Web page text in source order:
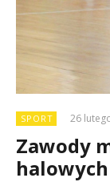
SPORT 26
Zawody
halowych